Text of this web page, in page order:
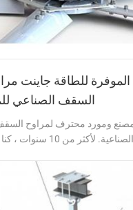
السقف الصناعي
الصناعية. لأكثر من 10
السقف الصناعية. لم نعلق أبدًا وتيرة